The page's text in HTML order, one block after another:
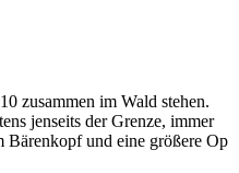
zusammen im Wald stehen.
jenseits der Grenze, immer
Bärenkopf und eine größere Op